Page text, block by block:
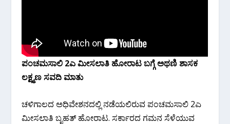
ಪಂಚಮಸಾಲಿ 2ಎ ಮೀಸಲಾತಿ ಹೋರಾಟ ಬಗ್ಗೆ ಅಥಣಿ ಶಾಸಕ‌
ಲಕ್ಷ್ಮಣ ಸವದಿ ಮಾತು
ಚಳಿಗಾಲದ ಅಧಿವೇಶನದಲ್ಲಿ ನಡೆಯಲಿರುವ ಪಂಚಮಸಾಲಿ 2ಎ
ಮೀಸಲಾತಿ ಬೃಹತ್ ಹೋರಾಟ.‌ ಸರ್ಕಾರದ ಗಮನ ಸೆಳೆಯುವ